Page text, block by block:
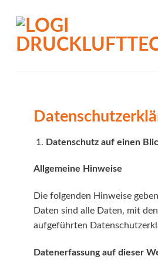
content
Datenschutz auf einen
Allgemeine Hinweise
Die folgenden Hinweise
Daten sind alle Daten, mit
aufgeführten
Datenerfassung auf dieser